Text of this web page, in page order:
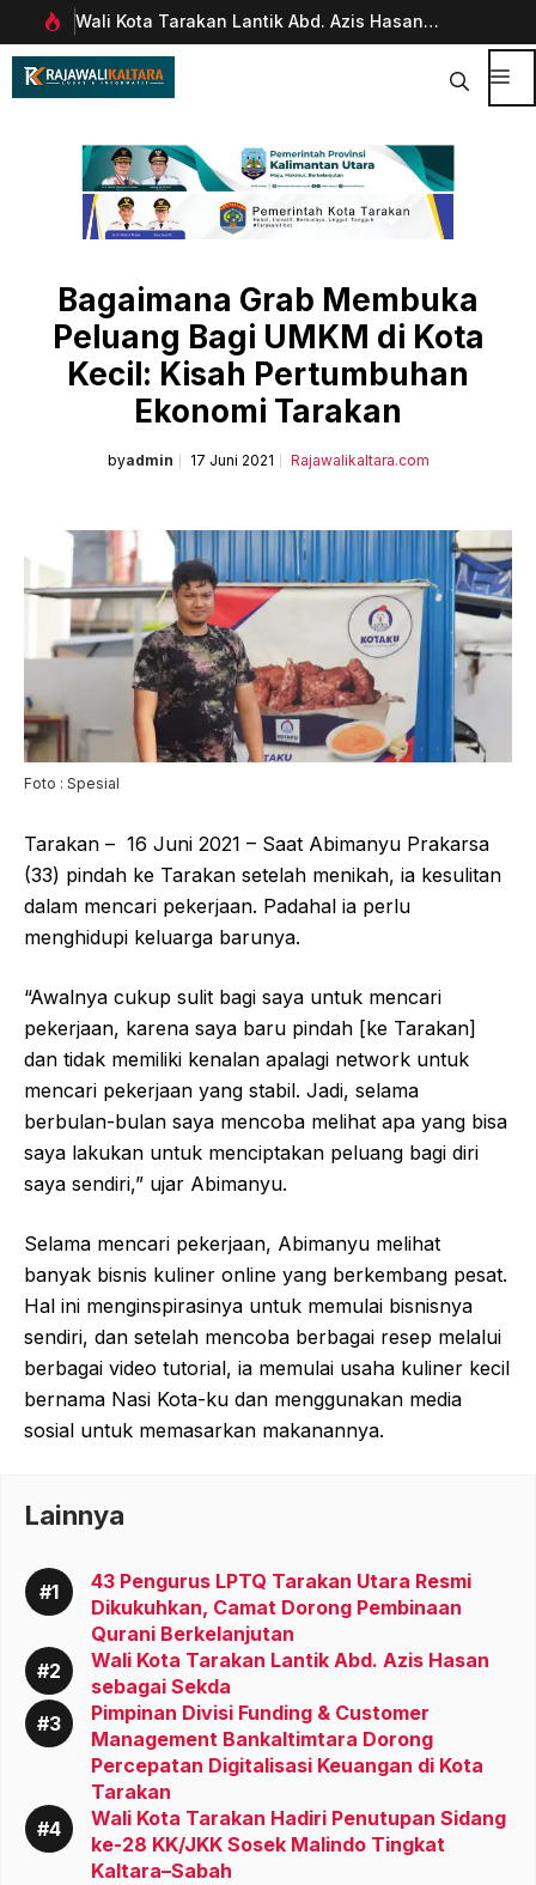
Langsung
ke
Pimpinan Divisi Funding & Customer
Management Bankaltimtara Dorong Percepatan
Digitalisasi Keuangan di Kota Tarakan
28
Bagaimana Grab Membuka
Peluang Bagi UMKM di Kota
Kecil: Kisah Pertumbuhan
Ekonomi Tarakan
byadmin 17 Juni 2021 Rajawalikaltara.com
Foto : Spesial
Tarakan – 16 Juni 2021 – Saat Abimanyu Prakarsa
(33) pindah ke Tarakan setelah menikah, ia kesulitan
dalam mencari pekerjaan. Padahal ia perlu
menghidupi keluarga barunya.
“Awalnya cukup sulit bagi saya untuk mencari
pekerjaan, karena saya baru pindah [ke Tarakan]
dan tidak memiliki kenalan apalagi network untuk
mencari pekerjaan yang stabil. Jadi, selama
berbulan-bulan saya mencoba melihat apa yang bisa
saya lakukan untuk menciptakan peluang bagi diri
saya sendiri,” ujar Abimanyu.
Selama mencari pekerjaan, Abimanyu melihat
banyak bisnis kuliner online yang berkembang pesat.
Hal ini menginspirasinya untuk memulai bisnisnya
sendiri, dan setelah mencoba berbagai resep melalui
berbagai video tutorial, ia memulai usaha kuliner kecil
bernama Nasi Kota-ku dan menggunakan media
sosial untuk memasarkan makanannya.
Lainnya
43 Pengurus LPTQ Tarakan Utara Resmi
Dikukuhkan, Camat Dorong Pembinaan
Qurani Berkelanjutan
Wali Kota Tarakan Lantik Abd. Azis Hasan
sebagai Sekda
Pimpinan Divisi Funding & Customer
Management Bankaltimtara Dorong
Percepatan Digitalisasi Keuangan di Kota
Tarakan
Wali Kota Tarakan Hadiri Penutupan Sidang
ke-28 KK/JKK Sosek Malindo Tingkat
Kaltara–Sabah